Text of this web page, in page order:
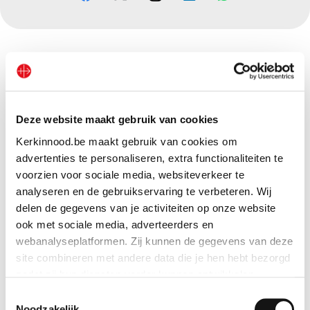
Deze website maakt gebruik van cookies
Kerkinnood.be maakt gebruik van cookies om
advertenties te personaliseren, extra functionaliteiten te
voorzien voor sociale media, websiteverkeer te
analyseren en de gebruikservaring te verbeteren. Wij
delen de gegevens van je activiteiten op onze website
ook met sociale media, adverteerders en
webanalyseplatformen. Zij kunnen de gegevens van deze
site combineren met andere data die je hen hebt bezorgd
Indien je dat toestaat, kunnen wij of onze partners onder